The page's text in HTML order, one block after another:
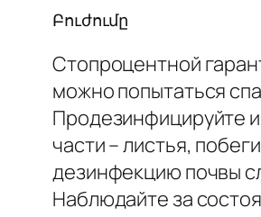
Բուժումը
Стопроцентной
можно попытаться
Продезинфицируйте
части – листья,
дезинфекцию почвы
Наблюдайте за